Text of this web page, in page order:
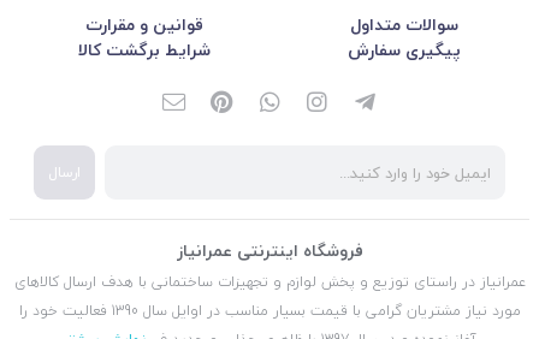
سوالات متداول
قوانین و مقرارت
پیگیری سفارش
شرایط برگشت کالا
ارسال
فروشگاه اینترنتی عمرانیاز
عمرانیاز در راستای توزیع و پخش لوازم و تجهیزات ساختمانی با هدف ارسال کالاهای
مورد نیاز مشتریان گرامی با قیمت بسیار مناسب در اوایل سال 1390 فعالیت خود را